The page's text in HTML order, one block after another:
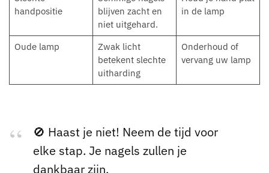
handpositie
blijven zacht en
niet uitgehard.
in de lamp
Oude lamp
Zwak licht
betekent slechte
uitharding
Onderhoud of
vervang uw lamp
🚫 Haast je niet! Neem de tijd voor
elke stap. Je nagels zullen je
dankbaar zijn.